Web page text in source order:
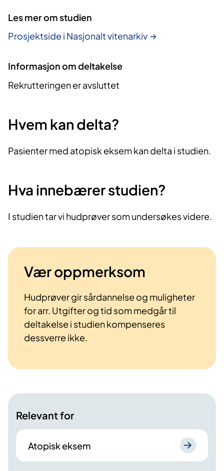
Les mer om studien
Prosjektside i Nasjonalt vitenarkiv
Informasjon om deltakelse
Rekrutteringen er avsluttet
Hvem kan delta?
Pasienter med atopisk eksem kan delta i studien.
Hva innebærer studien?
I studien tar vi hudprøver som undersøkes videre.
Vær oppmerksom
Hudprøver gir sårdannelse og muligheter
for arr. Utgifter og tid som medgår til
deltakelse i studien kompenseres
dessverre ikke.
Relevant for
Atopisk eksem